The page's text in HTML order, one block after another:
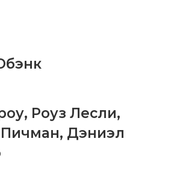
, Роуз Лесли,
, Дэниэл